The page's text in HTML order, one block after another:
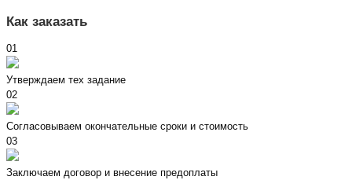
Как заказать
01
Утверждаем тех задание
02
Согласовываем окончательные сроки и стоимость
03
Заключаем договор и внесение предоплаты